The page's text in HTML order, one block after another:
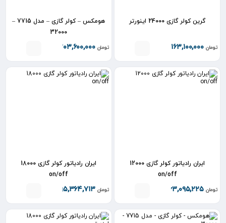
گرین کولر گازی 24000 اینورتر
تومان ۱۶۳,۱۰۰,۰۰۰
هومکس – کولر گازی – مدل 7715 –
32000
تومان ۲۰۳,۶۰۰,۰۰۰
ایران رادیاتور کولر گازی 12000
on/off
تومان ۶۳,۰۹۵,۲۲۵
ایران رادیاتور کولر گازی 18000
on/off
تومان ۹۵,۳۶۴,۷۱۳